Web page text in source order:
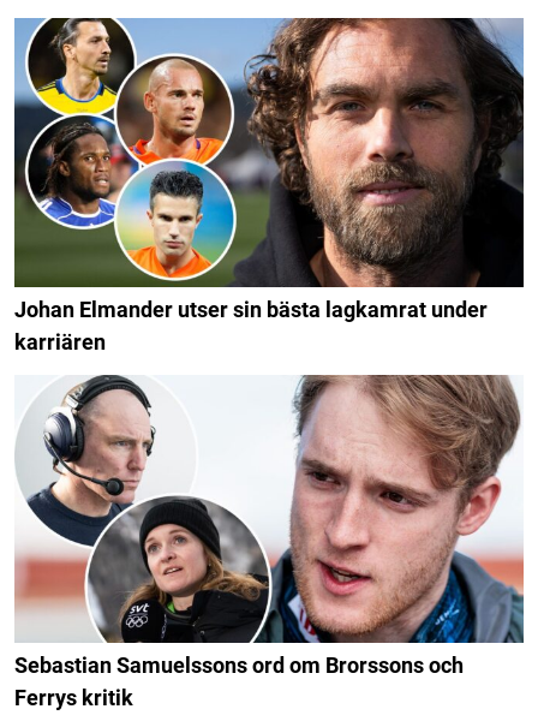
Johan Elmander utser sin bästa lagkamrat under
karriären
Sebastian Samuelssons ord om Brorssons och
Ferrys kritik